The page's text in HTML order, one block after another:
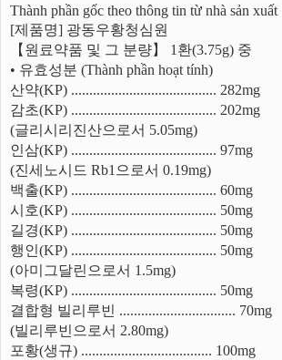
Thành phần gốc theo thông tin từ nhà sản xuất
[제품명] 광동우황청심원
【원료약품 및 그 분량】 1환(3.75g) 중
• 유효성분 (Thành phần hoạt tính)
산약(KP) ........................................ 282mg
감초(KP) ........................................ 202mg
(글리시리진산으로서 5.05mg)
인삼(KP) ........................................ 97mg
(진세노시드 Rb1으로서 0.19mg)
백출(KP) ........................................ 60mg
시호(KP) ........................................ 50mg
길경(KP) ........................................ 50mg
행인(KP) ........................................ 50mg
(아미그달린으로서 1.5mg)
복령(KP) ........................................ 50mg
결합형 빌리루빈 ................................ 70mg
(빌리루빈으로서 2.80mg)
포황(생규) .................................... 100mg